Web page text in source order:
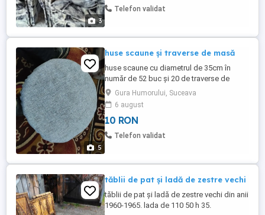
3
Telefon validat
5
huse scaune și traverse de masă
huse scaune cu diametrul de 35cm în
număr de 52 buc și 20 de traverse de
masă de 120 40 de restaurant. la 10 lei
fiecare.
Gura Humorului, Suceava
6 august
10 RON
Telefon validat
tăblii de pat și ladă de zestre vechi
tăblii de pat și ladă de zestre vechi din anii
1960-1965. lada de 110 50 h 35.